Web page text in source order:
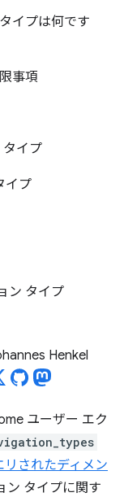
イプは何です
事項
タイプ
イプ
ン タイプ
Henkel
ユーザー エク
リされたディメン
ン タイプに関す